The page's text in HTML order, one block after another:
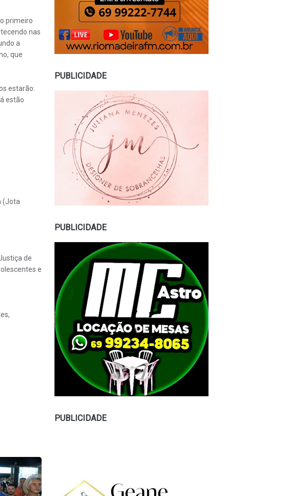
primeiro
nas
a
que
estarão:
estão
(Jota
de
e
PUBLICIDADE
PUBLICIDADE
PUBLICIDADE